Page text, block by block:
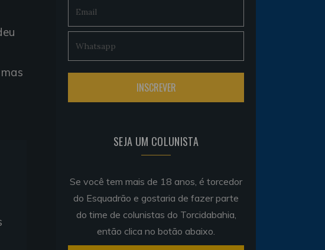
SEJA UM COLUNISTA
Se você tem mais de 18 anos, é torcedor
do Esquadrão e gostaria de fazer parte
do time de colunistas do Torcidabahia,
então clica no botão abaixo.